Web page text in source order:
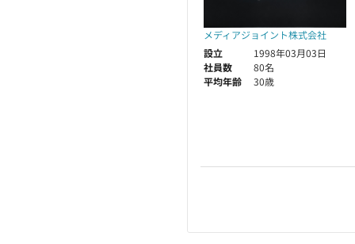
メディアジョイント株式会社
設立
1998年03月03日
社員数
80名
平均年齢
30歳